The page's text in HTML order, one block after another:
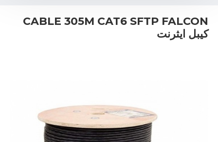
CABLE 305M CAT6 SFTP FALCON
كيبل ايثرنت